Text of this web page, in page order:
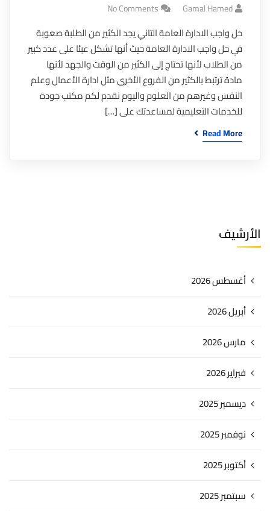
Gamal Hamed
No Comments
حل واجب الادارة العامة التاني يجد الكثير من الطلبة صعوبة
في حل واجب الادارة العامة حيث أنها تشكل عبئا على عدد كبير
من الطلاب لأنها تحتاج إلى الكثير من الوقت والجهد لأنها
مادة ترتبط بالكثير من الفروع الأخرى مثل ادارة الأعمال وعلم
النفس وغيرهم من العلوم واليوم نقدم لكم مكتب جودة
للخدمات التعليمية لمساعدتك على […]
Read More
الأرشيف
أغسطس 2026
أبريل 2026
مارس 2026
فبراير 2026
ديسمبر 2025
نوفمبر 2025
أكتوبر 2025
سبتمبر 2025